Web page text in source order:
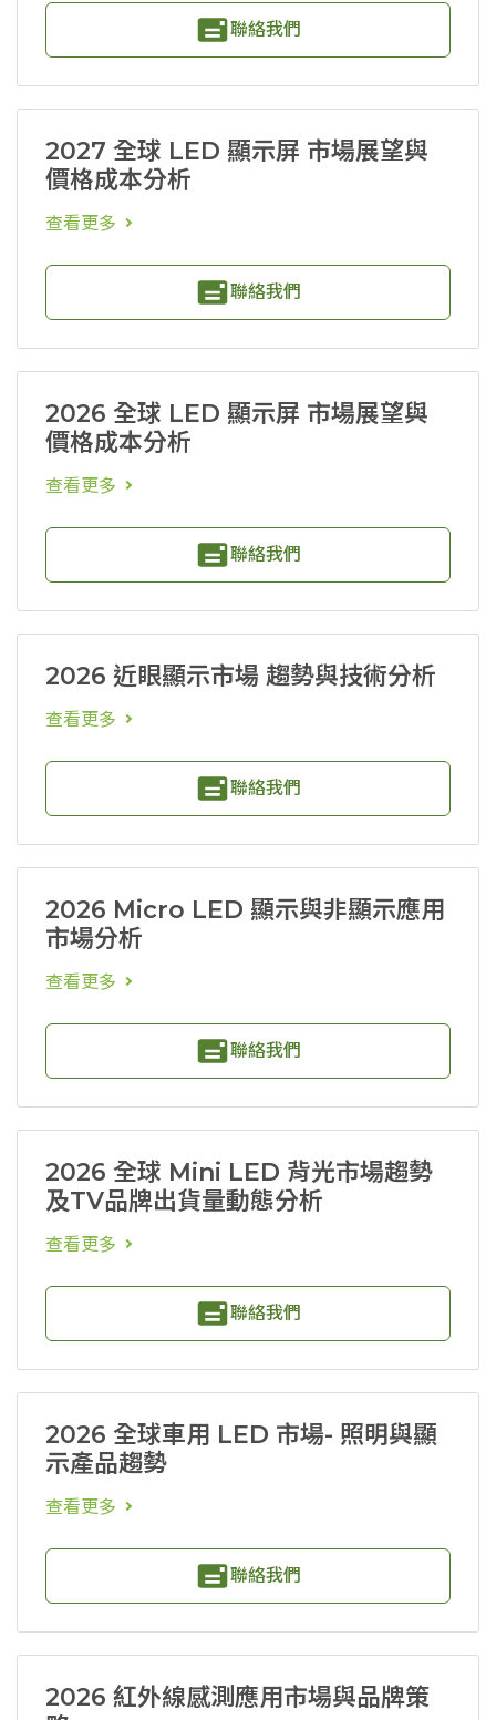
聯絡我們
2027 全球 LED 顯示屏 市場展望與
價格成本分析
查看更多
聯絡我們
2026 全球 LED 顯示屏 市場展望與
價格成本分析
查看更多
聯絡我們
2026 近眼顯示市場 趨勢與技術分析
查看更多
聯絡我們
2026 Micro LED 顯示與非顯示應用
市場分析
查看更多
聯絡我們
2026 全球 Mini LED 背光市場趨勢
及TV品牌出貨量動態分析
查看更多
聯絡我們
2026 全球車用 LED 市場- 照明與顯
示產品趨勢
查看更多
聯絡我們
2026 紅外線感測應用市場與品牌策